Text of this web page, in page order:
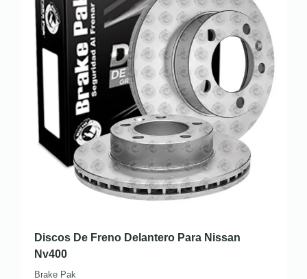
Discos De Freno Delantero Para Nissan
Nv400
Brake Pak